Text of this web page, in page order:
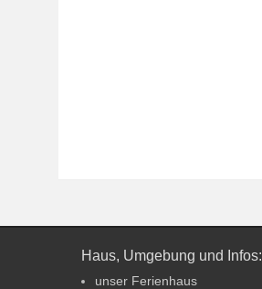
Haus, Umgebung und Infos:
unser Ferienhaus